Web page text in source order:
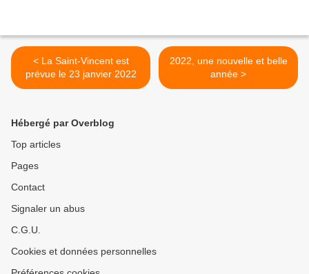
< La Saint-Vincent est
prévue le 23 janvier 2022
2022, une nouvelle et belle
année >
Hébergé par Overblog
Top articles
Pages
Contact
Signaler un abus
C.G.U.
Cookies et données personnelles